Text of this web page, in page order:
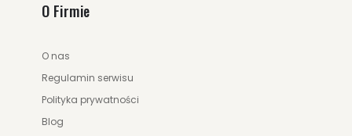
O Firmie
O nas
Regulamin serwisu
Polityka prywatności
Blog